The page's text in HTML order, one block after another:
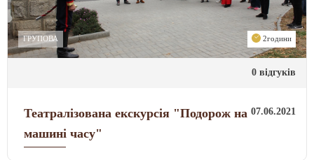
ГРУПОВА 2години
0 відгуків
Театралізована екскурсія "Подорож на
машині часу"
07.06.2021